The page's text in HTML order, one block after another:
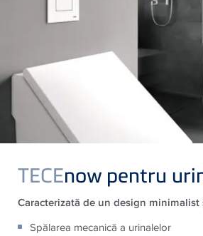
TECEnow pentru
Caracterizată de un design
Spălarea mecanică a urinalelor